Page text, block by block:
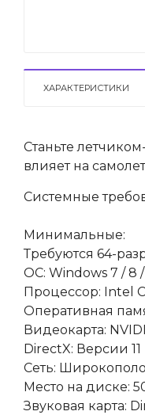
ХАРАКТЕРИСТИКИ
Станьте
влияет на
Системные
Минимальные:
Требуются 64-
ОС: Windows 7 / 8
Процессор: Intel
Оперативная
Видеокарта:
DirectX: Версии 11
Сеть:
Место на диске:
Звуковая карта: